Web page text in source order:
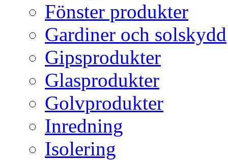
Fönster produkter
Gardiner och solskydd
Gipsprodukter
Glasprodukter
Golvprodukter
Inredning
Isolering